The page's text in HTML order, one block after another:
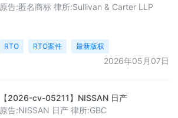
原告:匿名商标 律所:Sullivan & Carter LLP
RTO RTO案件 最新版权
2026年05月07日
【2026-cv-05211】NISSAN 日产
原告:NISSAN 日产 律所:GBC